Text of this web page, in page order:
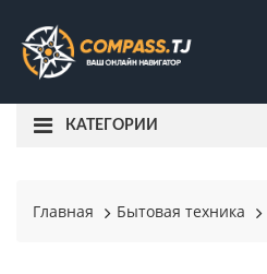
КАТЕГОРИИ
Главная Бытовая техника